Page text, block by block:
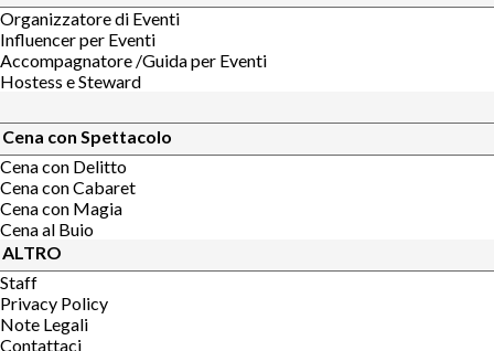
Organizzatore di Eventi
Influencer per Eventi
Accompagnatore /Guida per Eventi
Hostess e Steward
Cena con Spettacolo
Cena con Delitto
Cena con Cabaret
Cena con Magia
Cena al Buio
ALTRO
Staff
Privacy Policy
Note Legali
Contattaci